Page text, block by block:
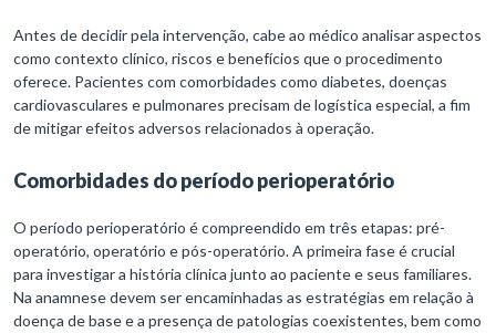
Antes de decidir pela intervenção, cabe ao médico analisar aspectos
como contexto clínico, riscos e benefícios que o procedimento
oferece. Pacientes com comorbidades como diabetes, doenças
cardiovasculares e pulmonares precisam de logística especial, a fim
de mitigar efeitos adversos relacionados à operação.
Comorbidades do período perioperatório
O período perioperatório é compreendido em três etapas: pré-
operatório, operatório e pós-operatório. A primeira fase é crucial
para investigar a história clínica junto ao paciente e seus familiares.
Na anamnese devem ser encaminhadas as estratégias em relação à
doença de base e a presença de patologias coexistentes, bem como